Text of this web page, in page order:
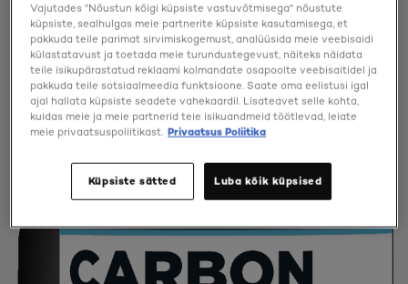
Vajutades "Nõustun kõigi küpsiste vastuvõtmisega" nõustute
küpsiste, sealhulgas meie partnerite küpsiste kasutamisega, et
pakkuda teile parimat sirvimiskogemust, analüüsida meie veebisaidi
külastatavust ja toetada meie turundustegevust, näiteks näidata
teile isikupärastatud reklaami kolmandate osapoolte veebisaitidel ja
pakkuda teile sotsiaalmeedia funktsioone. Saate oma eelistusi igal
ajal hallata küpsiste seadete vahekaardil. Lisateavet selle kohta,
kuidas meie ja meie partnerid teie isikuandmeid töötlevad, leiate
meie privaatsuspoliitikast. Privaatsus Poliitika
Küpsiste sätted Luba kõik küpsised